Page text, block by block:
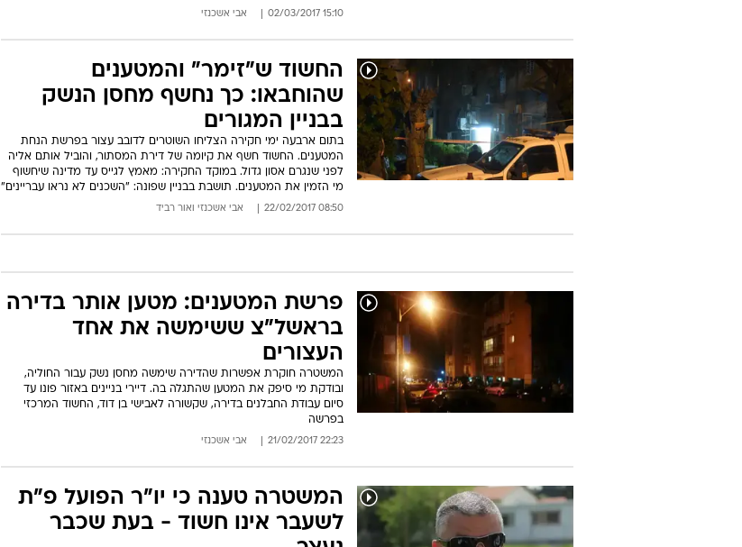
15:10 02/03/2017 אבי אשכנזי
החשוד ש"זימר" והמטענים
שהוחבאו: כך נחשף מחסן הנשק
בבניין המגורים
בתום ארבעה ימי חקירה הצליחו השוטרים לדובב עצור בפרשת הנחת
המטענים. החשוד חשף את קיומה של דירת המסתור, והוביל אותם אליה
לפני שנגרם אסון גדול. במוקד החקירה: מאמץ לגייס עד מדינה שיחשוף
מי הזמין את המטענים. תושבת בבניין שפונה: "השכנים לא נראו עבריינים"
08:50 22/02/2017 אבי אשכנזי אור רביד
פרשת המטענים: מטען אותר בדירה
בראשל"צ ששימשה את אחד
העצורים
המשטרה חוקרת אפשרות שהדירה שימשה מחסן נשק עבור החוליה,
ובודקת מי סיפק את המטען שהתגלה בה. דיירי בניינים באזור פונו עד
סיום עבודת החבלנים בדירה, שקשורה לאבישי בן דוד, החשוד המרכזי
בפרשה
22:23 21/02/2017 אבי אשכנזי
המשטרה טענה כי יו"ר הפועל פ"ת
לשעבר אינו חשוד - בעת שכבר